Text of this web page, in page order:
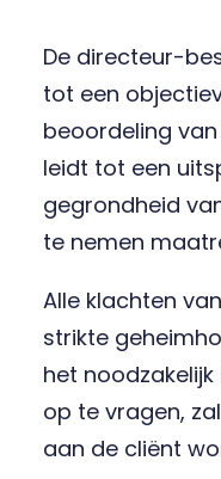
De directeur-
tot een
beoordeling
leidt tot een
gegrondheid
te nemen
Alle klachten
strikte
het
op te vragen,
aan de cliënt